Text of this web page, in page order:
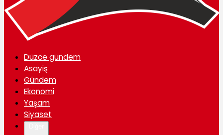
Düzce gündem
Asayiş
Gündem
Ekonomi
Yaşam
Siyaset